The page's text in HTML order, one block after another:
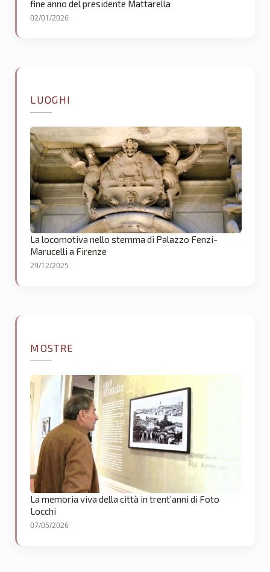
fine anno del presidente Mattarella
02/01/2026
LUOGHI
La locomotiva nello stemma di Palazzo Fenzi-
Marucelli a Firenze
29/12/2025
MOSTRE
La memoria viva della città in trent’anni di Foto
Locchi
07/05/2026